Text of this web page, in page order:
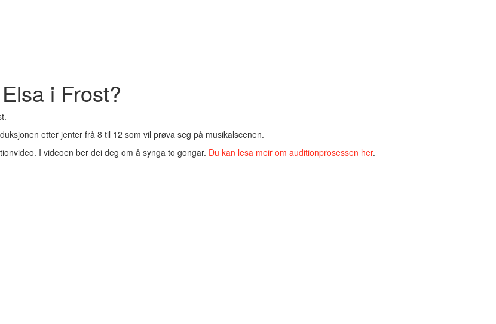
i Frost?
etter jenter frå 8 til 12 som vil prøva seg på musikalscenen.
I videoen ber dei deg om å synga to gongar. Du kan lesa meir om auditionprosessen her.